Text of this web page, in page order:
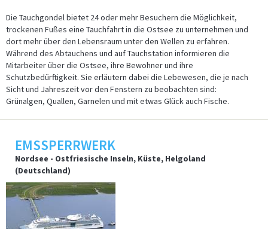
An einem der schönsten Strände der holländischer Nordseeküste
liegt Callantsoog.…mehr
Eines der bekanntesten Bauwerke Deutschlands ist das Holstentor in
Lübeck.…mehr
Die Tauchgondel bietet 24 oder mehr Besuchern die Möglichkeit,
trockenen Fußes eine Tauchfahrt in die Ostsee zu unternehmen und
dort mehr über den Lebensraum unter den Wellen zu erfahren.
Während des Abtauchens und auf Tauchstation informieren die
Mitarbeiter über die Ostsee, ihre Bewohner und ihre
Schutzbedürftigkeit. Sie erläutern dabei die Lebewesen, die je nach
Sicht und Jahreszeit vor den Fenstern zu beobachten sind:
Grünalgen, Quallen, Garnelen und mit etwas Glück auch Fische.
EMSSPERRWERK
Nordsee - Ostfriesische Inseln, Küste, Helgoland
(Deutschland)